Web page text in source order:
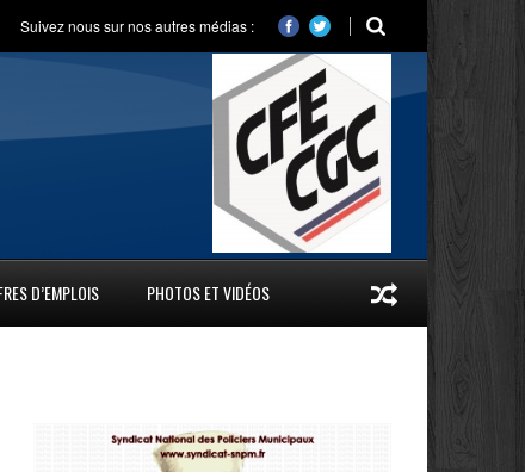
Suivez nous sur nos autres médias :
D’EMPLOIS PHOTOS ET VIDÉOS